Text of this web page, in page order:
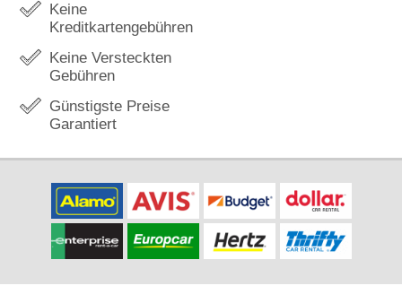
Keine
Kreditkartengebühren
Keine Versteckten
Gebühren
Günstigste Preise
Garantiert